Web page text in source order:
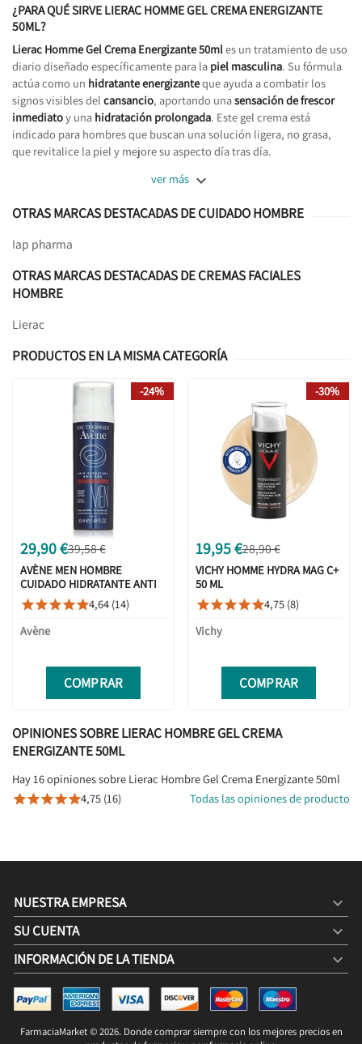
LIERAC HOMBRE GEL CREMA ENERGIZANTE 50ML
24,90 € 12,25 € SIN STOCK
¿PARA QUÉ SIRVE LIERAC HOMME GEL CREMA ENERGIZANTE
50ML?
Lierac Homme Gel Crema Energizante 50mles un tratamiento de uso
diario diseñado específicamente para la piel masculina. Su fórmula
actúa como un hidratante energizanteque ayuda a combatir los
signos visibles del cansancio, aportando unasensación de frescor
inmediatoy una hidratación prolongada. Este gel crema está
indicado para hombres que buscan una solución ligera, no grasa,
que revitalice la piel y mejore su aspecto día tras día.
ver más 
OTRAS MARCAS DESTACADAS DE CUIDADO HOMBRE
Iap pharma
OTRAS MARCAS DESTACADAS DE CREMAS FACIALES
HOMBRE
Lierac
PRODUCTOS EN LA MISMA CATEGORÍA
29,90 €39,58 €
AVÈNE MEN HOMBRE
CUIDADO HIDRATANTE ANTI
EDAD 50 ML
4,64 (14)
Avène
COMPRAR
-24%
19,95 €28,90 €
VICHY HOMME HYDRA MAG C+
50 ML
4,75 (8)
Vichy
COMPRAR
-30%
OPINIONES SOBRE LIERAC HOMBRE GEL CREMA
ENERGIZANTE 50ML
Hay 16 opiniones sobre Lierac Hombre Gel Crema Energizante 50ml
4,75 (16) Todas las opiniones de producto
NUESTRA EMPRESA 
SU CUENTA 
INFORMACIÓN DE LA TIENDA keyboard_arrow_down
FarmaciaMarket © 2026. Donde comprar siempre con los mejores precios en